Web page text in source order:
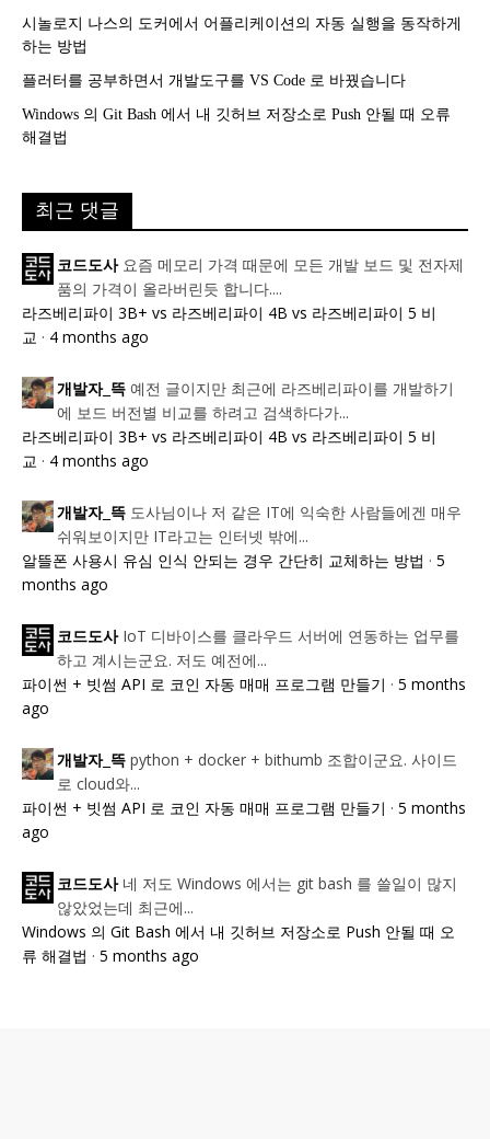
시놀로지 나스의 도커에서 어플리케이션의 자동 실행을 동작하게
하는 방법
플러터를 공부하면서 개발도구를 VS Code 로 바꿨습니다
Windows 의 Git Bash 에서 내 깃허브 저장소로 Push 안될 때 오류
해결법
최근 댓글
코드도사 요즘 메모리 가격 때문에 모든 개발 보드 및 전자제
품의 가격이 올라버린듯 합니다....
라즈베리파이 3B+ vs 라즈베리파이 4B vs 라즈베리파이 5 비
교 · 4 months ago
개발자_뜩 예전 글이지만 최근에 라즈베리파이를 개발하기
에 보드 버전별 비교를 하려고 검색하다가...
라즈베리파이 3B+ vs 라즈베리파이 4B vs 라즈베리파이 5 비
교 · 4 months ago
개발자_뜩 도사님이나 저 같은 IT에 익숙한 사람들에겐 매우
쉬워보이지만 IT라고는 인터넷 밖에...
알뜰폰 사용시 유심 인식 안되는 경우 간단히 교체하는 방법 · 5
months ago
코드도사 IoT 디바이스를 클라우드 서버에 연동하는 업무를
하고 계시는군요. 저도 예전에...
파이썬 + 빗썸 API 로 코인 자동 매매 프로그램 만들기 · 5 months
ago
개발자_뜩 python + docker + bithumb 조합이군요. 사이드
로 cloud와...
파이썬 + 빗썸 API 로 코인 자동 매매 프로그램 만들기 · 5 months
ago
코드도사 네 저도 Windows 에서는 git bash 를 쓸일이 많지
않았었는데 최근에...
Windows 의 Git Bash 에서 내 깃허브 저장소로 Push 안될 때 오
류 해결법 · 5 months ago